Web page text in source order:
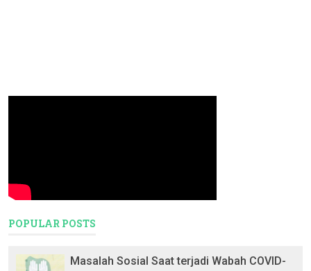
POPULAR POSTS
Masalah Sosial Saat terjadi Wabah COVID-